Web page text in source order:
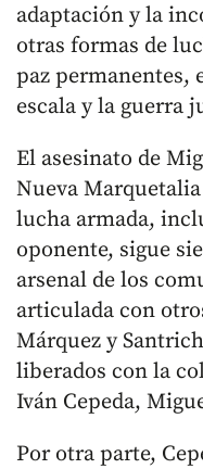
adaptación y la
otras formas de
paz permanentes,
escala y la guerra
El asesinato de
Nueva
lucha armada,
oponente, sigue
arsenal de los
articulada con
Márquez y
liberados con la
Iván Cepeda,
Por otra parte,